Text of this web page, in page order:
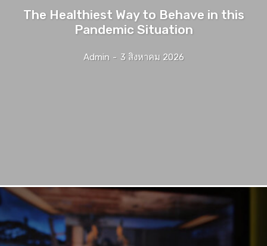
The Healthiest Way to Behave in this
Pandemic Situation
Admin - 3 สิงหาคม 2026